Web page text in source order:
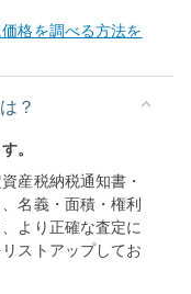
格を調べる方法を
？
。
産税納税通知書・
名義・面積・権利
より正確な査定に
ストアップしてお